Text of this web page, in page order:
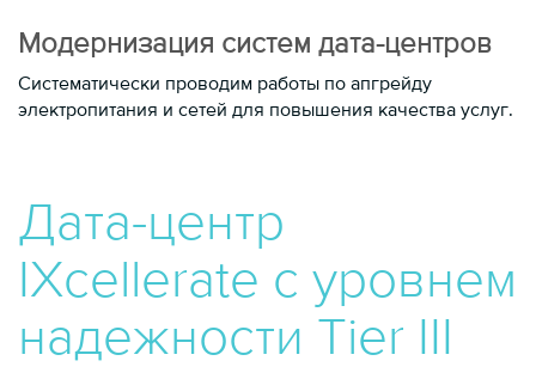
Модернизация систем дата-центров
Систематически проводим работы по апгрейду
электропитания и сетей для повышения качества услуг.
Дата-центр
IXcellerate с уровнем
надежности Tier III